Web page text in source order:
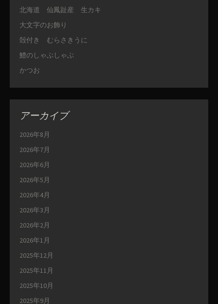
北海道 仙鳳趾産 生カキ
大文字のお飾り
殻付き むらさきうに
鱧のしゃぶしゃぶ
かつお
アーカイブ
2026年8月
2026年7月
2026年6月
2026年5月
2026年4月
2026年3月
2026年2月
2026年1月
2025年12月
2025年11月
2025年10月
2025年9月